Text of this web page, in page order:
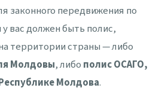
законного передвижения по
вас должен быть полис,
территории страны — либо
Молдовы, либо полис ОСАГО,
Молдова.